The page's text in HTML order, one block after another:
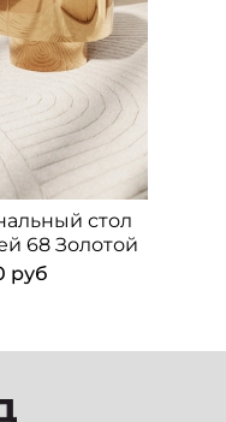
стол
68 Золотой
руб